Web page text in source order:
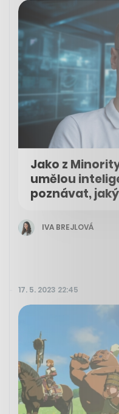
Jako z
umělou
poznávat,
IVA BREJLOVÁ
17. 5. 2023 22:45